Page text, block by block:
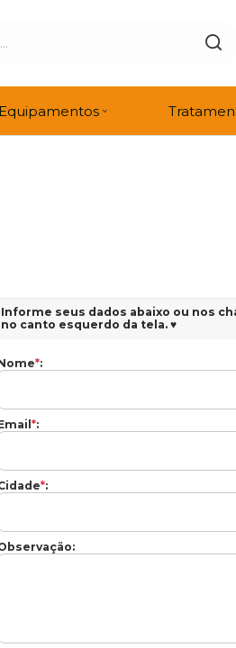
Equipamentos
Informe seus dados abaixo ou nos
no canto esquerdo da tela. ♥
*:
*:
*: